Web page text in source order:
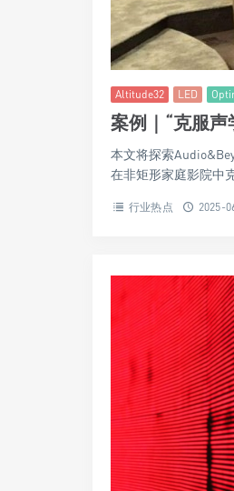
Altitude32 LED
案例｜“克服
本文将探索
在非矩形家庭影院中
行业热点 2025-